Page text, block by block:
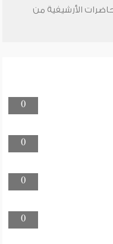
الأرشيفية من
0
0
0
0